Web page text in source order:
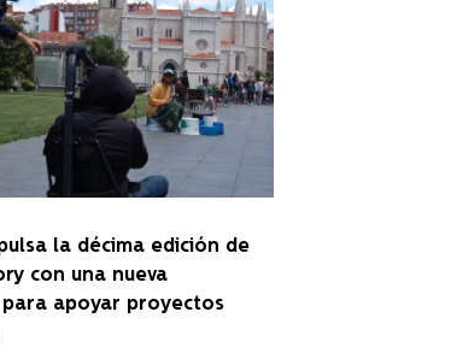
la décima edición de
con una nueva
apoyar proyectos